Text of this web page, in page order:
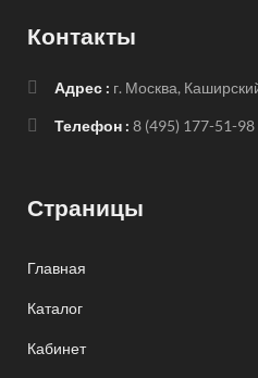
Контакты
Адрес : г. Москва,
Телефон : 8 (495) 177-51-98
Страницы
Главная
Каталог
Кабинет